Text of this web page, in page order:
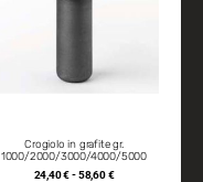
Crogiolo in grafite gr.
1000/2000/3000/4000/5000
24,40€-58,60€